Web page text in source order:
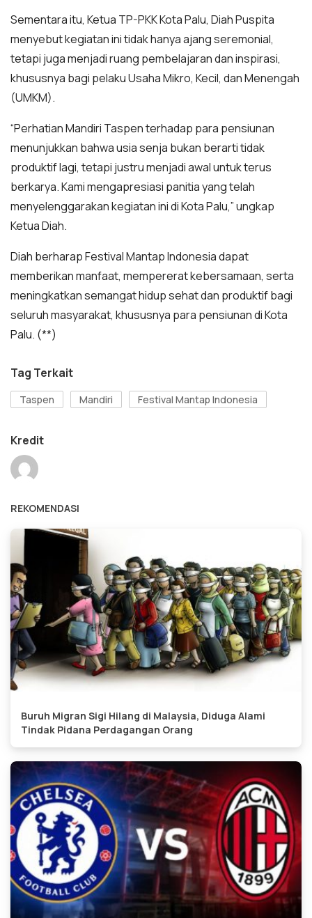
Sementara itu, Ketua TP-PKK Kota Palu, Diah Puspita
menyebut kegiatan ini tidak hanya ajang seremonial,
tetapi juga menjadi ruang pembelajaran dan inspirasi,
khususnya bagi pelaku Usaha Mikro, Kecil, dan Menengah
(UMKM).
“Perhatian Mandiri Taspen terhadap para pensiunan
menunjukkan bahwa usia senja bukan berarti tidak
produktif lagi, tetapi justru menjadi awal untuk terus
berkarya. Kami mengapresiasi panitia yang telah
menyelenggarakan kegiatan ini di Kota Palu,” ungkap
Ketua Diah.
Diah berharap Festival Mantap Indonesia dapat
memberikan manfaat, mempererat kebersamaan, serta
meningkatkan semangat hidup sehat dan produktif bagi
seluruh masyarakat, khususnya para pensiunan di Kota
Palu. (**)
Tag Terkait
Taspen Mandiri Festival Mantap Indonesia
Kredit
REKOMENDASI
Buruh Migran Sigi Hilang di Malaysia, Diduga Alami
Tindak Pidana Perdagangan Orang